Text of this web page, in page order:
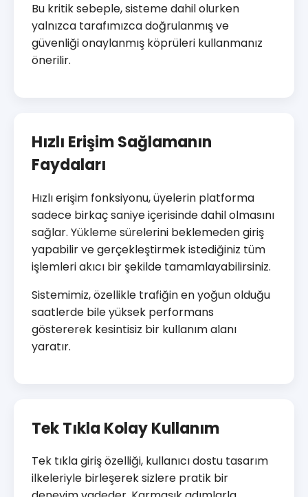
Bu kritik sebeple, sisteme dahil olurken
yalnızca tarafımızca doğrulanmış ve
güvenliği onaylanmış köprüleri kullanmanız
önerilir.
Hızlı Erişim Sağlamanın
Faydaları
Hızlı erişim fonksiyonu, üyelerin platforma
sadece birkaç saniye içerisinde dahil olmasını
sağlar. Yükleme sürelerini beklemeden giriş
yapabilir ve gerçekleştirmek istediğiniz tüm
işlemleri akıcı bir şekilde tamamlayabilirsiniz.
Sistemimiz, özellikle trafiğin en yoğun olduğu
saatlerde bile yüksek performans
göstererek kesintisiz bir kullanım alanı
yaratır.
Tek Tıkla Kolay Kullanım
Tek tıkla giriş özelliği, kullanıcı dostu tasarım
ilkeleriyle birleşerek sizlere pratik bir